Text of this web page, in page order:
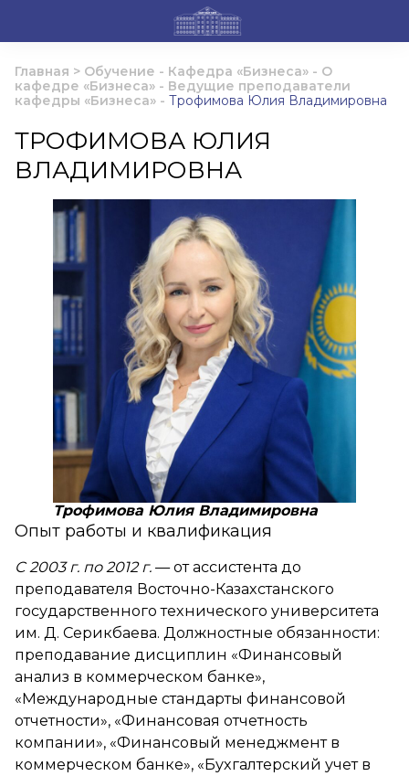
Главная > Обучение - Кафедра «Бизнеса» - О
кафедре «Бизнеса» - Ведущие преподаватели
кафедры «Бизнеса» - Трофимова Юлия Владимировна
ТРОФИМОВА ЮЛИЯ
ВЛАДИМИРОВНА
Трофимова Юлия Владимировна
Опыт работы и квалификация
С 2003 г. по 2012 г. — от ассистента до
преподавателя Восточно-Казахстанского
государственного технического университета
им. Д. Серикбаева. Должностные обязанности:
преподавание дисциплин «Финансовый
анализ в коммерческом банке»,
«Международные стандарты финансовой
отчетности», «Финансовая отчетность
компании», «Финансовый менеджмент в
коммерческом банке», «Бухгалтерский учет в